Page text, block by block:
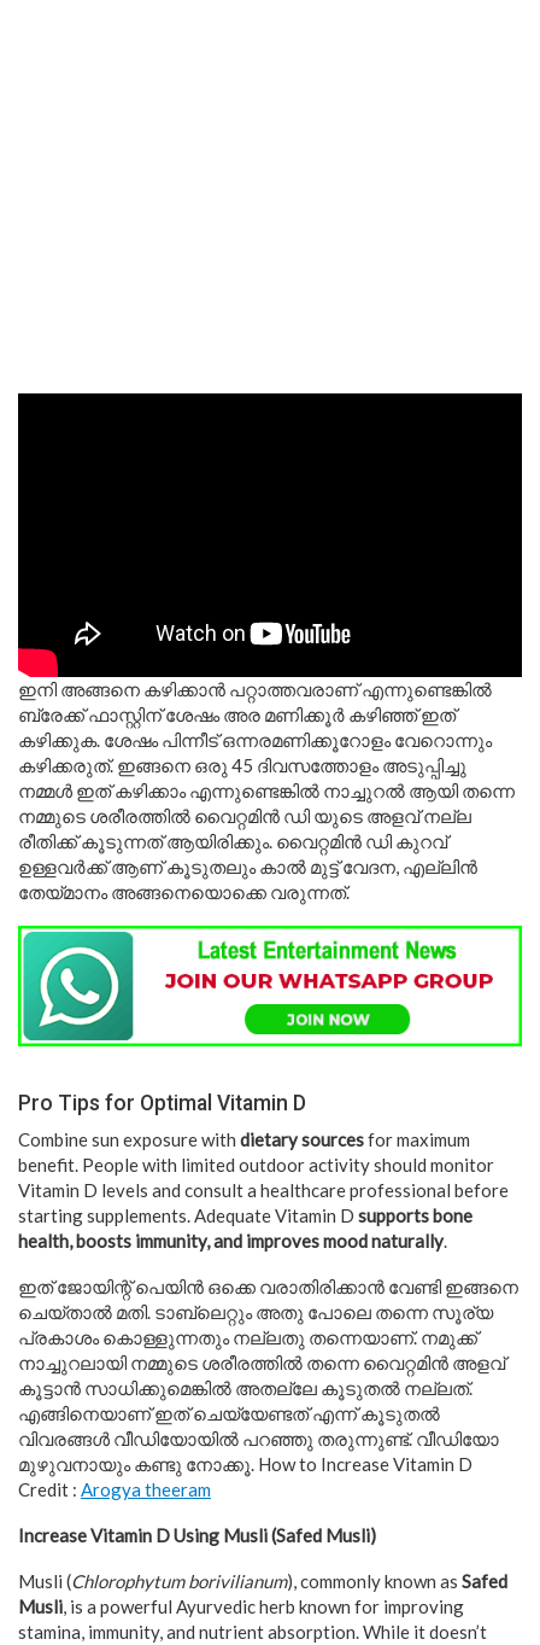
ഇനി അങ്ങനെ കഴിക്കാൻ പറ്റാത്തവരാണ് എന്നുണ്ടെങ്കിൽ
ബ്രേക്ക് ഫാസ്റ്റിന് ശേഷം അര മണിക്കൂർ കഴിഞ്ഞ് ഇത്
കഴിക്കുക. ശേഷം പിന്നീട് ഒന്നരമണിക്കൂറോളം വേറൊന്നും
കഴിക്കരുത്. ഇങ്ങനെ ഒരു 45 ദിവസത്തോളം അടുപ്പിച്ചു
നമ്മൾ ഇത് കഴിക്കാം എന്നുണ്ടെങ്കിൽ നാച്ചുറൽ ആയി തന്നെ
നമ്മുടെ ശരീരത്തിൽ വൈറ്റമിൻ ഡി യുടെ അളവ് നല്ല
രീതിക്ക് കൂടുന്നത് ആയിരിക്കും. വൈറ്റമിൻ ഡി കുറവ്
ഉള്ളവർക്ക് ആണ് കൂടുതലും കാൽ മുട്ട് വേദന, എല്ലിൻ
തേയ്മാനം അങ്ങനെയൊക്കെ വരുന്നത്.
Pro Tips for Optimal Vitamin D
Combine sun exposure with dietary sourcesfor maximum
benefit. People with limited outdoor activity should monitor
Vitamin D levels and consult a healthcare professional before
starting supplements. Adequate Vitamin D supports bone
health, boosts immunity, and improves mood naturally.
ഇത് ജോയിന്റ് പെയിൻ ഒക്കെ വരാതിരിക്കാൻ വേണ്ടി ഇങ്ങനെ
ചെയ്താൽ മതി. ടാബ്ലെറ്റും അതു പോലെ തന്നെ സൂര്യ
പ്രകാശം കൊള്ളുന്നതും നല്ലതു തന്നെയാണ്. നമുക്ക്
നാച്ചുറലായി നമ്മുടെ ശരീരത്തിൽ തന്നെ വൈറ്റമിൻ അളവ്
കൂട്ടാൻ സാധിക്കുമെങ്കിൽ അതല്ലേ കൂടുതൽ നല്ലത്.
എങ്ങിനെയാണ് ഇത് ചെയ്യേണ്ടത് എന്ന് കൂടുതൽ
വിവരങ്ങൾ വീഡിയോയിൽ പറഞ്ഞു തരുന്നുണ്ട്. വീഡിയോ
മുഴുവനായും കണ്ടു നോക്കൂ. How to Increase Vitamin D
Credit : Arogya theeram
Increase Vitamin D Using Musli (Safed Musli)
Musli (Chlorophytum borivilianum), commonly known as Safed
Musli, is a powerful Ayurvedic herb known for improving
stamina, immunity, and nutrient absorption. While it doesn’t